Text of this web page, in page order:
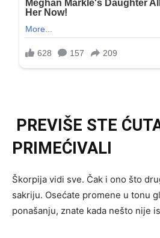
PREVIŠE STE
PRIMEĆIVALI
Škorpija vidi sve. Čak i ono što
sakriju. Osećate promene u tonu
ponašanju, znate kada nešto nije